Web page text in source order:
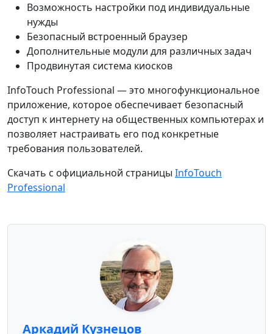
Возможность настройки под индивидуальные
нужды
Безопасный встроенный браузер
Дополнительные модули для различных задач
Продвинутая система киосков
InfoTouch Professional — это многофункциональное
приложение, которое обеспечивает безопасный
доступ к интернету на общественных компьютерах и
позволяет настраивать его под конкретные
требования пользователей.
Скачать с официальной страницы InfoTouch
Professional
Аркадий Кузнецов